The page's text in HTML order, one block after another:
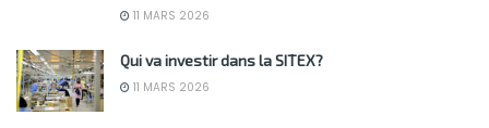
11 MARS 2026
Qui va investir dans la SITEX?
11 MARS 2026